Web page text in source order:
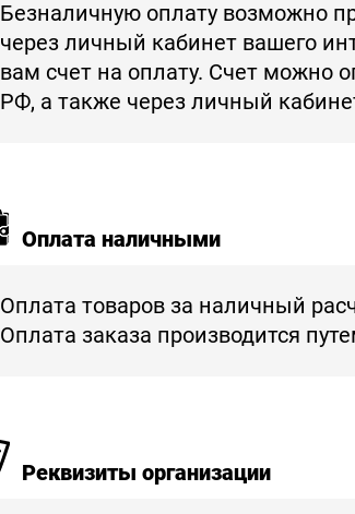
Безналичную оплату возможно
через личный кабинет вашего
вам счет на оплату. Счет можно
РФ, а также через личный
Оплата наличными
Оплата товаров за наличный
Оплата заказа производится
Реквизиты организации